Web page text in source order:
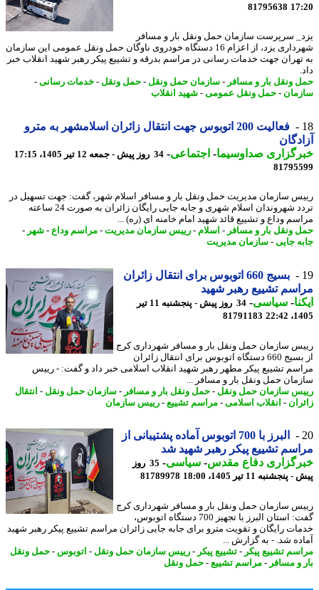
81795638
سرپرست سازمان حمل ونقل بار و مسافر
شهرداری یزد، از اعزام 16 دستگاه خودروی ناوگان حمل ونقل عمومی این سازمان
جهت خدمات رسانی در مراسم بدرقه و تشییع پیکر رهبر شهید انقلاب خبر
ونقل بار و مسافر-سازمان حمل ونقل-حمل ونقل-خدمات رسانی-
-حمل ونقل عمومی-شهید انقلاب
فعالیت 200 اتوبوس جهت انتقال زائران اسلامشهر به مترو
صداوسیما-اجتماعی-34 روز پیش - جمعه 12 تیر 1405، 17:15
سازمان مدیریت حمل ونقل بار و مسافر اسلام شهر، گفت: جهت تسهیل در
تردد شهروندان اسلام شهری و جابه جایی رایگان زائران به صورت 24 ساعته
وداع و تشییع قائد شهید امام خامنه ای (ره) ...
ونقل بار و مسافر-اسلام-رییس سازمان مدیریت-مراسم وداع -شهر -
جایی-سازمان مدیریت
بسیج 660 اتوبوس برای انتقال زائران
تشییع رهبر شهید
-سیاسی-
34 روز پیش - پنجشنبه 11 تیر
81791183
سازمان حمل ونقل بار و مسافر شهرداری کرج
از بسیج 660 دستگاه اتوبوس برای انتقال زائران
تشییع پیکر مطهر رهبر شهید انقلاب اسلامی خبر داد و گفت: - رییس
حمل ونقل بار و مسافر ...
سازمان حمل ونقل-حمل ونقل بار و مسافر-سازمان حمل ونقل-انتقال
- انقلاب اسلامی-مراسم تشییع-رییس سازمان
البرز با 700 اتوبوس آماده پشتیبانی از
تشییع پیکر رهبر شهید شد
دفاع مقدس-سیاسی-
35 روز
11 تیر 1405، 18:00
81789978
سازمان حمل ونقل بار و مسافر شهرداری کرج
گفت: استان البرز با تجهیز 700 دستگاه اتوبوس،
رایگان و تقویت مترو برای جابه جایی زائران مراسم تشییع پیکر رهبر شهید
شد. - به گزارش ...
تشییع پیکر -تشییع پیکر -رییس سازمان حمل ونقل-اتوبوس-حمل ونقل
و مسافر-مراسم تشییع-حمل ونقل